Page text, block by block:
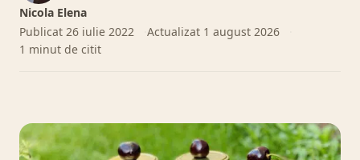
Nicola Elena
Publicat 26 iulie 2022 Actualizat 1 august 2026
1 minut de citit